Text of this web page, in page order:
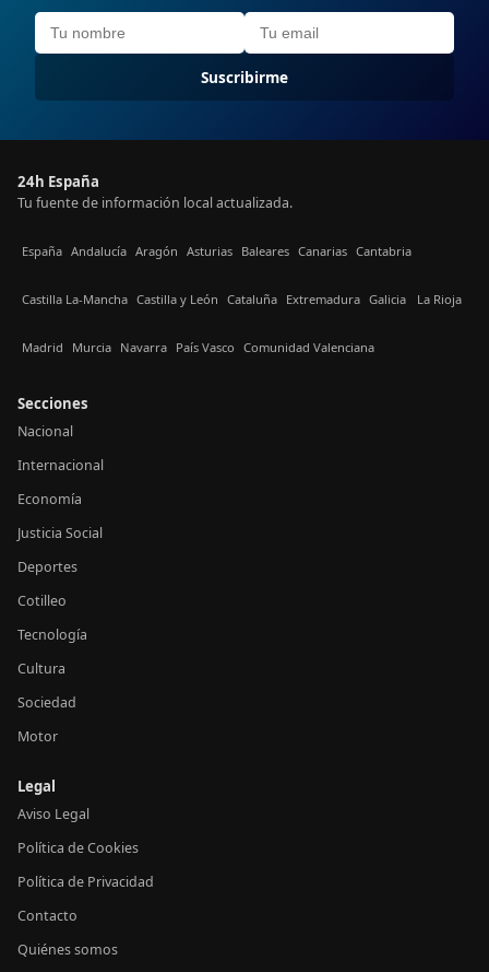
Suscribirme
24h España
Tu fuente de información local actualizada.
España Andalucía Aragón Asturias Baleares Canarias Cantabria
Castilla La-Mancha Castilla y León Cataluña Extremadura Galicia La Rioja
Madrid Murcia Navarra País Vasco Comunidad Valenciana
Secciones
Nacional
Internacional
Economía
Justicia Social
Deportes
Cotilleo
Tecnología
Cultura
Sociedad
Motor
Legal
Aviso Legal
Política de Cookies
Política de Privacidad
Contacto
Quiénes somos